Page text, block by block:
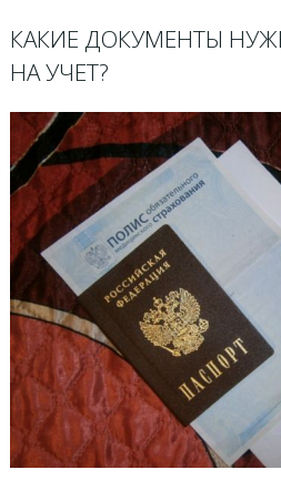
КАКИЕ ДОКУМЕНТЫ
НА УЧЕТ?